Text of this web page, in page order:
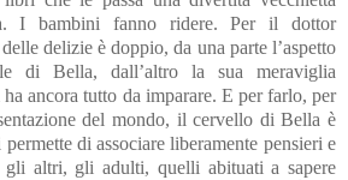
I bambini fanno ridere. Per il dottor
delizie è doppio, da una parte l’aspetto
di Bella, dall’altro la sua meraviglia
ancora tutto da imparare. E per farlo, per
del mondo, il cervello di Bella è
di associare liberamente pensieri e
altri, gli adulti, quelli abituati a sapere